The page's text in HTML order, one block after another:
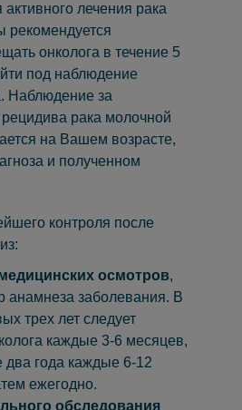
лечения рака
рекомендуется
онколога в течение 5
под наблюдение
Наблюдение за
рака молочной
на Вашем возрасте,
и полученном
контроля после
х осмотров,
анамнеза заболевания. В
трех лет следует
каждые 3-6 месяцев,
года каждые 6-12
ежегодно.
обследования